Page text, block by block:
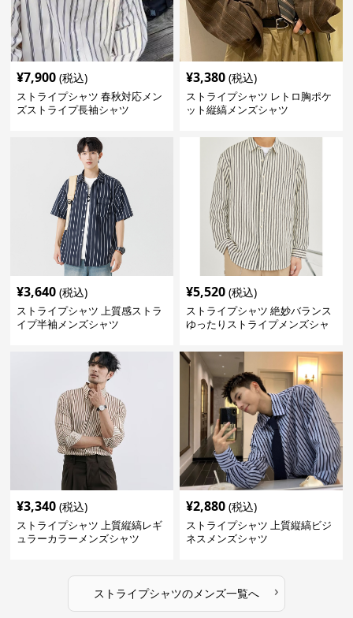
¥7,900 (税込)
ストライプシャツ 春秋対応メン
ズストライプ長袖シャツ
¥3,380 (税込)
ストライプシャツ レトロ胸ポケ
ット縦縞メンズシャツ
¥3,640 (税込)
ストライプシャツ 上質感ストラ
イプ半袖メンズシャツ
¥5,520 (税込)
ストライプシャツ 絶妙バランス
ゆったりストライプメンズシャ
¥3,340 (税込)
ストライプシャツ 上質縦縞レギ
ュラーカラーメンズシャツ
¥2,880 (税込)
ストライプシャツ 上質縦縞ビジ
ネスメンズシャツ
ストライプシャツのメンズ一覧へ ›